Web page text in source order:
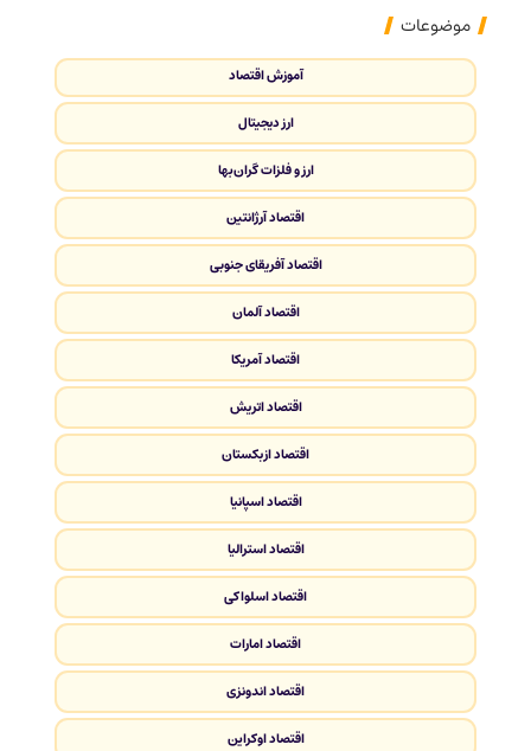
موضوعات
آموزش اقتصاد
ارز دیجیتال
ارز و فلزات گران‌بها
اقتصاد آرژانتین
اقتصاد آفریقای جنوبی
اقتصاد آلمان
اقتصاد آمریکا
اقتصاد اتریش
اقتصاد ازبکستان
اقتصاد اسپانیا
اقتصاد استرالیا
اقتصاد اسلواکی
اقتصاد امارات
اقتصاد اندونزی
اقتصاد اوکراین